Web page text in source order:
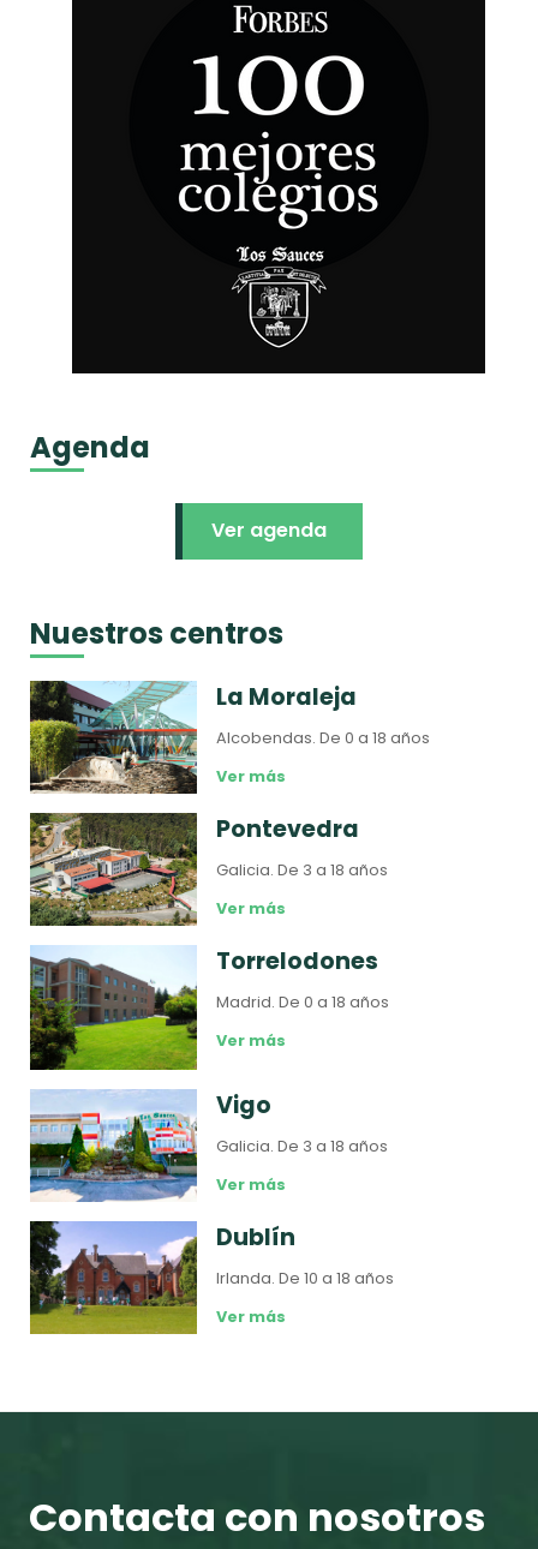
Agenda
Ver agenda
Nuestros centros
La Moraleja
Alcobendas.De 0 a 18 años
Ver más
Pontevedra
Galicia.De 3 a 18 años
Ver más
Torrelodones
Madrid.De 0 a 18 años
Ver más
Vigo
Galicia.De 3 a 18 años
Ver más
Dublín
Irlanda.De 10 a 18 años
Ver más
Contacta con nosotros